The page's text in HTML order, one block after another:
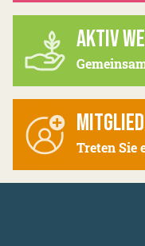
AKTIV
Treten Sie